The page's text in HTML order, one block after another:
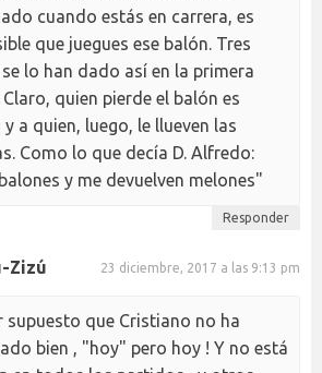
cuando estás en carrera, es
que juegues ese balón. Tres
se lo han dado así en la primera
Claro, quien pierde el balón es
y a quien, luego, le llueven las
Como lo que decía D. Alfredo:
y me devuelven melones"
Responder
Zizú 23 diciembre, 2017 a las 9:13 pm
supuesto que Cristiano no ha
bien , "hoy" pero hoy ! Y no está